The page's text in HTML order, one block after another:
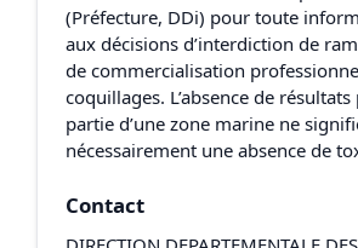
(Préfecture, DDi) pour toute
aux décisions d’interdiction de
de commercialisation
coquillages. L’absence de
partie d’une zone marine ne
nécessairement une absence de
Contact